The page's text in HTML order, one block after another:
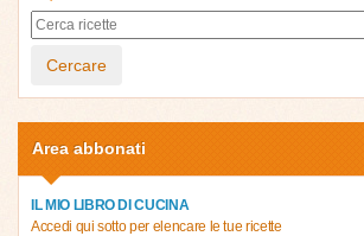
Cercare
Area abbonati
IL MIO LIBRO DI CUCINA
Accedi qui sotto per elencare le tue ricette